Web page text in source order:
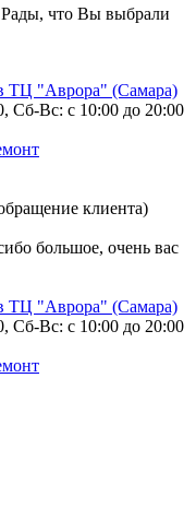
что Вы выбрали
ТЦ "Аврора" (Самара)
Сб-Вс: с 10:00 до 20:00
клиента)
большое, очень вас
ТЦ "Аврора" (Самара)
Сб-Вс: с 10:00 до 20:00